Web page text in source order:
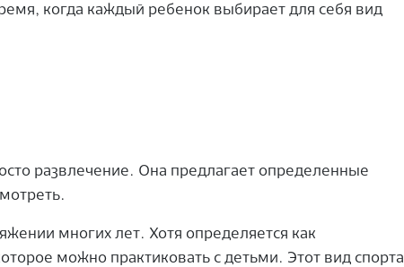
когда каждый ребенок выбирает для себя вид
развлечение. Она предлагает определенные
многих лет. Хотя определяется как
можно практиковать с детьми. Этот вид спорта